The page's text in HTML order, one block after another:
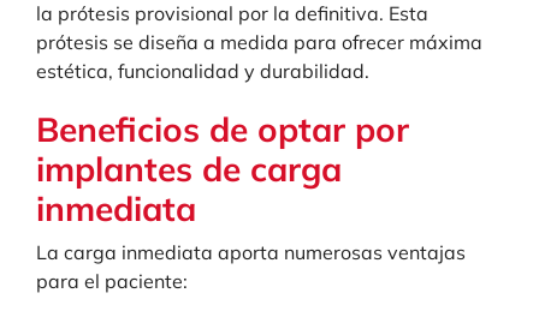
la prótesis provisional por la definitiva. Esta
prótesis se diseña a medida para ofrecer máxima
estética, funcionalidad y durabilidad.
Beneficios de optar por
implantes de carga
inmediata
La carga inmediata aporta numerosas ventajas
para el paciente: